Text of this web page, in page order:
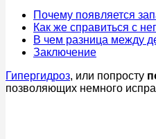
Почему появляется
Как же справиться с
В чем разница между
Заключение
Гипергидроз, или попросту
позволяющих немного